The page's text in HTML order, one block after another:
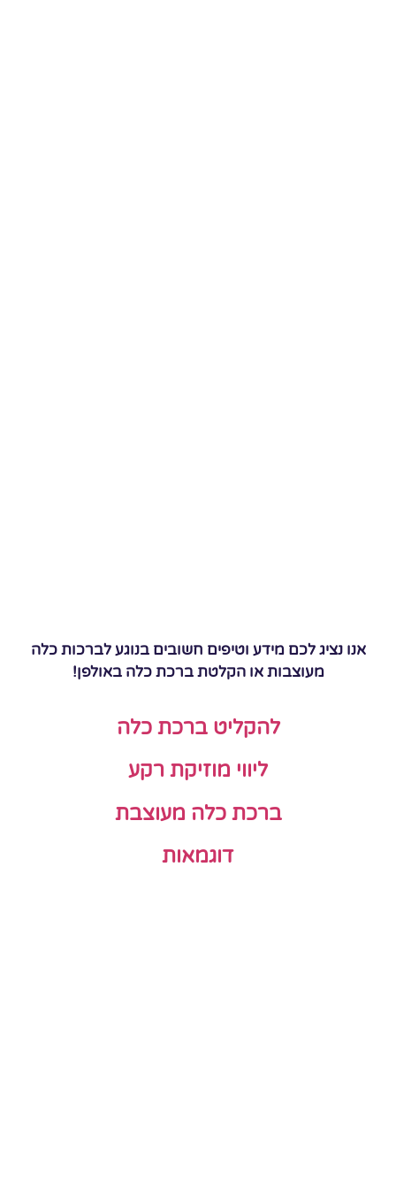
אנו נציג לכם מידע וטיפים חשובים בנוגע לברכות כלה
מעוצבות או הקלטת ברכת כלה באולפן!
להקליט ברכת כלה
ליווי מוזיקת רקע
ברכת כלה מעוצבת
דוגמאות